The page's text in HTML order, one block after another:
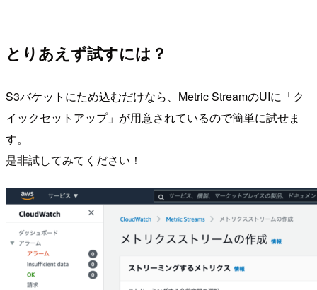
とりあえず試すには？
S3バケットにため込むだけなら、Metric StreamのUIに「ク
イックセットアップ」が用意されているので簡単に試せま
す。
是非試してみてください！